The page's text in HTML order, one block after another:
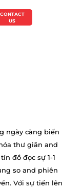
CONTACT
US
ngày càng biến
thư giãn and
đồ đọc sự 1-1
so and phiên
Với sự tiến lên